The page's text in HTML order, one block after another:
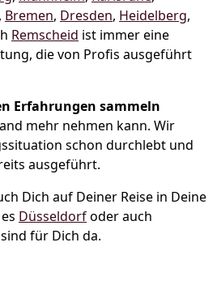
, Bremen, Dresden, Heidelberg,
Remscheid ist immer eine
die von Profis ausgeführt
Erfahrungen sammeln
mehr nehmen kann. Wir
schon durchlebt und
ausgeführt.
Dich auf Deiner Reise in Deine
Düsseldorfoder auch
für Dich da.